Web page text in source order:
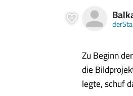
Zu Beginn
die
legte, schuf